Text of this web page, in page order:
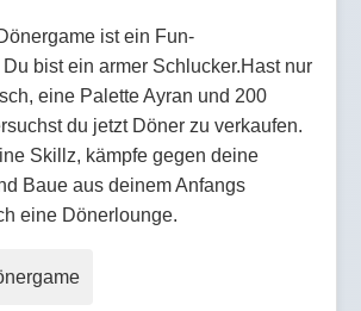
ist ein Fun-
bist ein armer Schlucker.Hast nur
eine Palette Ayran und 200
du jetzt Döner zu verkaufen.
Skillz, kämpfe gegen deine
Baue aus deinem Anfangs
eine Dönerlounge.